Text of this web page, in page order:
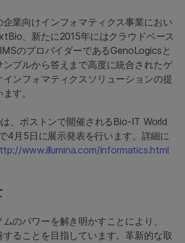
企業向けインフォマティクス事業におい
、新たに2015年にはクラウドベース
のプロバイダーであるGenoLogicsと
プルから答えまで高度に統合されたゲ
インフォマティクスソリューションの提
す。
、ボストンで開催されるBio-IT World
4月5日に展示発表を行います。詳細に
www.illumina.com/informatics.html
のパワーを解き明かすことにより、
することを目指しています。革新的な取